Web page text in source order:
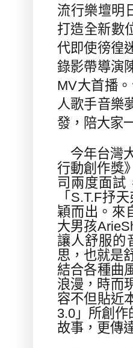
流行樂壇明
打造全新數
代即使徬徨
錄影帶導演
MV大首播
人歌手音樂
發，陪大家
今年台灣
行動創作獎
司兩度面試
「 S.T.F抒天
穎而出。來
大男孩
讓人舒服的
思，也就是
結合各種曲
浪漫，時而
容不但貼近
3.0 」所創作
故事，更傳